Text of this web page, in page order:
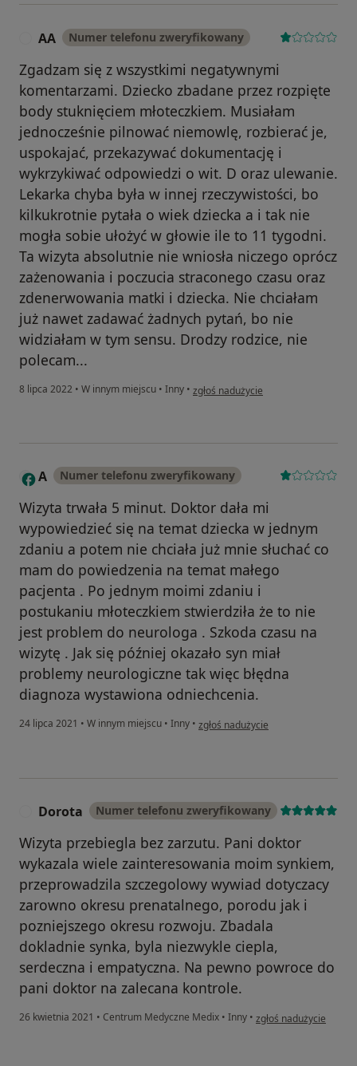
AA Numer telefonu zweryfikowany
Zgadzam się z wszystkimi negatywnymi
komentarzami. Dziecko zbadane przez rozpięte
body stuknięciem młoteczkiem. Musiałam
jednocześnie pilnować niemowlę, rozbierać je,
uspokajać, przekazywać dokumentację i
wykrzykiwać odpowiedzi o wit. D oraz ulewanie.
Lekarka chyba była w innej rzeczywistości, bo
kilkukrotnie pytała o wiek dziecka a i tak nie
mogła sobie ułożyć w głowie ile to 11 tygodni.
Ta wizyta absolutnie nie wniosła niczego oprócz
zażenowania i poczucia straconego czasu oraz
zdenerwowania matki i dziecka. Nie chciałam
już nawet zadawać żadnych pytań, bo nie
widziałam w tym sensu. Drodzy rodzice, nie
polecam...
8 lipca 2022 • W innym miejscu • Inny • w opinii użytkownika AA
zgłoś nadużycie
A Numer telefonu zweryfikowany
Wizyta trwała 5 minut. Doktor dała mi
wypowiedzieć się na temat dziecka w jednym
zdaniu a potem nie chciała już mnie słuchać co
mam do powiedzenia na temat małego
pacjenta . Po jednym moimi zdaniu i
postukaniu młoteczkiem stwierdziła że to nie
jest problem do neurologa . Szkoda czasu na
wizytę . Jak się później okazało syn miał
problemy neurologiczne tak więc błędna
diagnoza wystawiona odniechcenia.
24 lipca 2021 • W innym miejscu • Inny • w opinii użytkownika A
zgłoś nadużycie
Dorota Numer telefonu zweryfikowany
Wizyta przebiegla bez zarzutu. Pani doktor
wykazala wiele zainteresowania moim synkiem,
przeprowadzila szczegolowy wywiad dotyczacy
zarowno okresu prenatalnego, porodu jak i
pozniejszego okresu rozwoju. Zbadala
dokladnie synka, byla niezwykle ciepla,
serdeczna i empatyczna. Na pewno powroce do
pani doktor na zalecana kontrole.
26 kwietnia 2021 • Centrum Medyczne Medix • Inny • w opinii użytkownika
zgłoś nadużycie